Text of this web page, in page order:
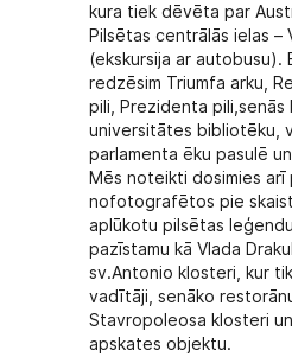
kura tiek dēvēta par
Pilsētas centrālās ielas –
(ekskursija ar autobusu).
redzēsim Triumfa arku,
pili, Prezidenta pili,senās
universitātes bibliotēku,
parlamenta ēku pasulē
Mēs noteikti dosimies arī
nofotografētos pie
aplūkotu pilsētas
pazīstamu kā Vlada
sv.Antonio klosteri, kur
vadītāji, senāko
Stavropoleosa klosteri
apskates objektu.